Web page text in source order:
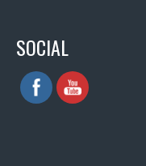
SOCIAL